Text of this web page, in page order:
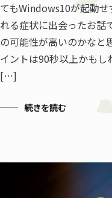
てもWindows10が起動
れる症状に出会ったお話
の可能性が高いのかなと
イントは90秒以上かもし
[…]
続きを読む